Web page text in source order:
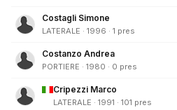
Costagli Simone
LATERALE · 1996 · 1 pres
Costanzo Andrea
PORTIERE · 1980 · 0 pres
Cripezzi Marco
LATERALE · 1991 · 101 pres